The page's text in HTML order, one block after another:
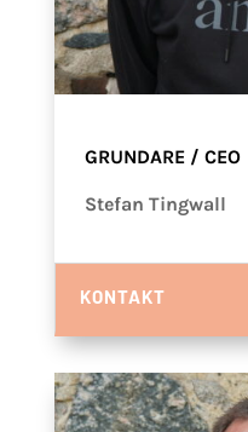
GRUNDARE / CEO
Stefan Tingwall
KONTAKT